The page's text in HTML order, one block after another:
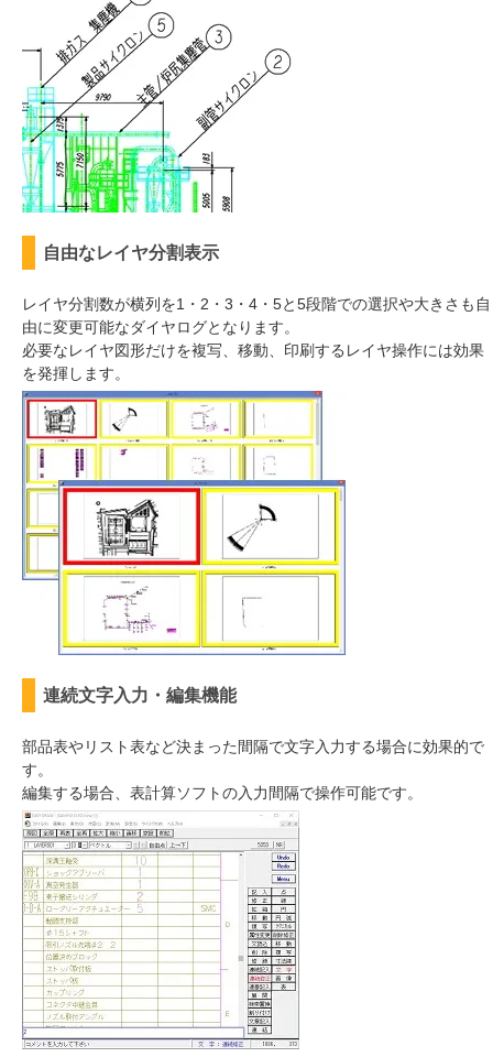
自由なレイヤ分割表示
レイヤ分割数が横列を1・2・3・4・5と5段階での選択や大きさも自
由に変更可能なダイヤログとなります。
必要なレイヤ図形だけを複写、移動、印刷するレイヤ操作には効果
を発揮します。
連続文字入力・編集機能
部品表やリスト表など決まった間隔で文字入力する場合に効果的で
す。
編集する場合、表計算ソフトの入力間隔で操作可能です。